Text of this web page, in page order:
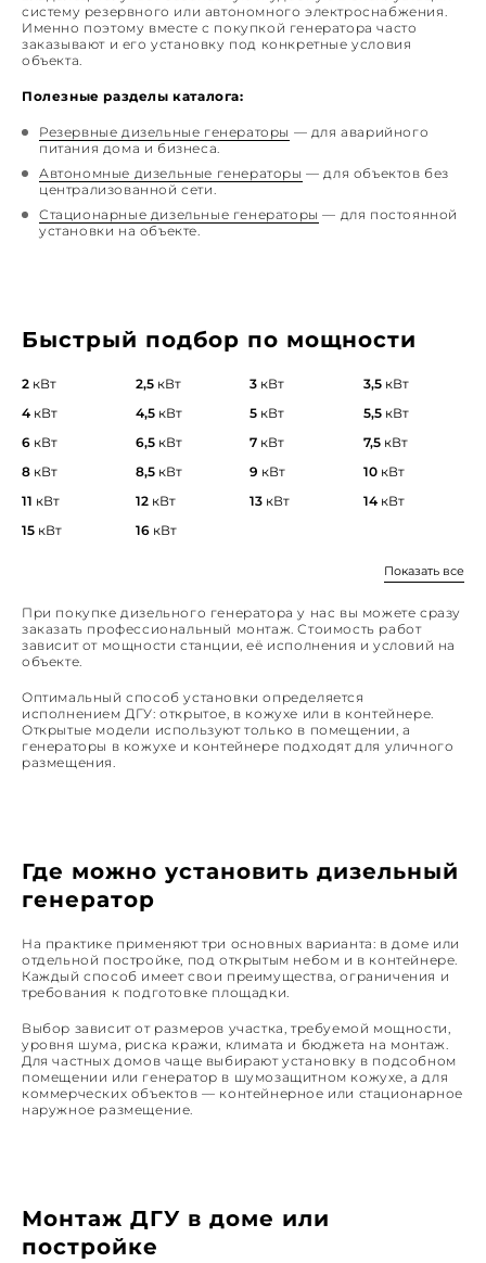
систему резервного или автономного электроснабжения.
Именно поэтому вместе с покупкой генератора часто
заказывают и его установку под конкретные условия
объекта.
Полезные разделы каталога:
Резервные дизельные генераторы — для аварийного
питания дома и бизнеса.
Автономные дизельные генераторы — для объектов без
централизованной сети.
Стационарные дизельные генераторы — для постоянной
установки на объекте.
Быстрый подбор по мощности
2 кВт 2,5 кВт 3 кВт 3,5 кВт
4 кВт 4,5 кВт 5 кВт 5,5 кВт
6 кВт 6,5 кВт 7 кВт 7,5 кВт
8 кВт 8,5 кВт 9 кВт 10 кВт
11 кВт 12 кВт 13 кВт 14 кВт
15 кВт 16 кВт
Показать все
При покупке дизельного генератора у нас вы можете сразу
заказать профессиональный монтаж. Стоимость работ
зависит от мощности станции, её исполнения и условий на
объекте.
Оптимальный способ установки определяется
исполнением ДГУ: открытое, в кожухе или в контейнере.
Открытые модели используют только в помещении, а
генераторы в кожухе и контейнере подходят для уличного
размещения.
Где можно установить дизельный
генератор
На практике применяют три основных варианта: в доме или
отдельной постройке, под открытым небом и в контейнере.
Каждый способ имеет свои преимущества, ограничения и
требования к подготовке площадки.
Выбор зависит от размеров участка, требуемой мощности,
уровня шума, риска кражи, климата и бюджета на монтаж.
Для частных домов чаще выбирают установку в подсобном
помещении или генератор в шумозащитном кожухе, а для
коммерческих объектов — контейнерное или стационарное
наружное размещение.
Монтаж ДГУ в доме или
постройке